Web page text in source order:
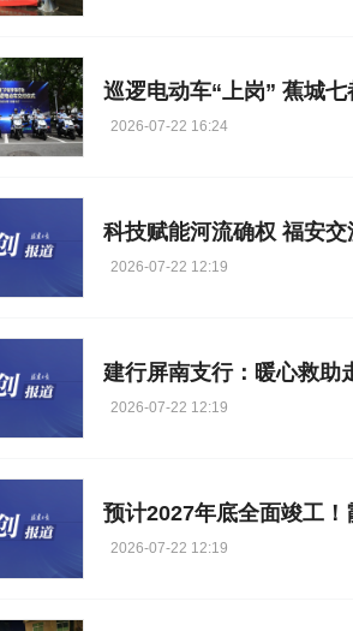
2026-07-22 16:24
科技赋能河流确权 福安
2026-07-22 12:19
建行屏南支行：暖心救助
2026-07-22 12:19
2026-07-22 12:19